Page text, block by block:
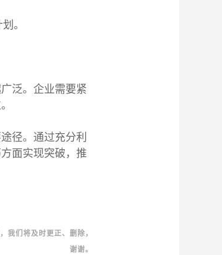
。
泛。企业需要紧
径。通过充分利
面实现突破，推
我们将及时更正、删除，
谢谢。